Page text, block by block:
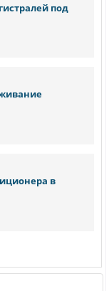
под
в Харькове
в